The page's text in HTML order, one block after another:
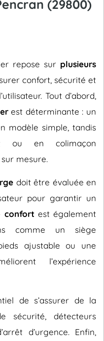
(29800)
repose sur plusieurs
confort, sécurité et
Tout d’abord,
est déterminante : un
modèle simple, tandis
ou en colimaçon
mesure.
doit être évaluée en
pour garantir un
confort est également
comme un siège
ajustable ou une
l’expérience
de s’assurer de la
sécurité, détecteurs
d’urgence. Enfin,